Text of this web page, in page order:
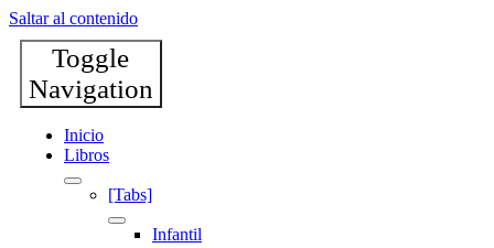
Saltar al contenido
Toggle
Navigation
Inicio
Libros
[Tabs]
Infantil